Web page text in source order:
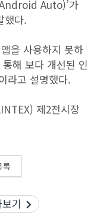
Auto)’가
했다.
을 사용하지 못하
해 보다 개선된 인
라고 설명했다.
제2전시장
록
기